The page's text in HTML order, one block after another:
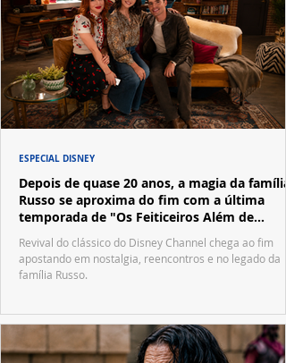
Depois de quase 20 anos, a magia da família
Russo se aproxima do fim com a última
temporada de "Os Feiticeiros Além de
Revival do clássico do Disney Channel chega ao fim
apostando em nostalgia, reencontros e no legado da
família Russo.
ESPECIAL DISNEY